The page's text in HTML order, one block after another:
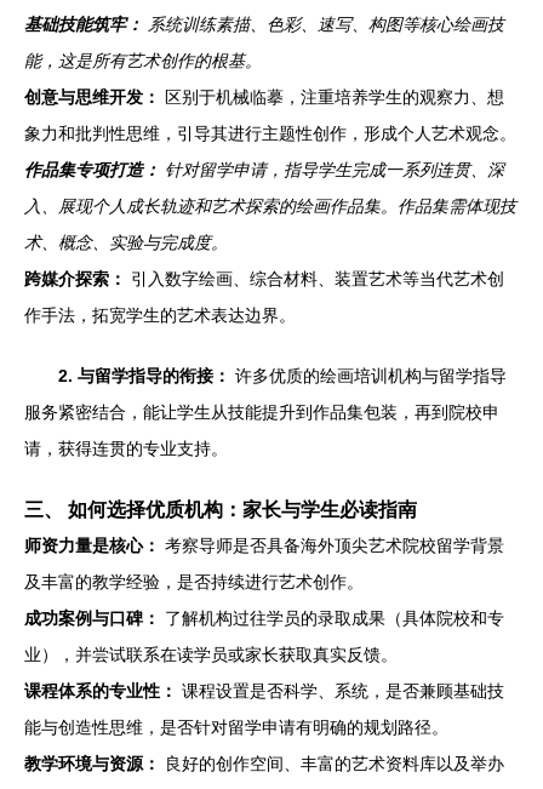
基础技能筑牢： 系统训练素描、色彩、速写、构图等核心绘画技
能，这是所有艺术创作的根基。
创意与思维开发：
区别于机械临摹，注重培养学生的观察力、想
象力和批判性思维，引导其进行主题性创作，形成个人艺术观念。
作品集专项打造： 针对留学申请，指导学生完成一系列连贯、深
入、展现个人成长轨迹和艺术探索的绘画作品集。作品集需体现技
术、概念、实验与完成度。
跨媒介探索：
引入数字绘画、综合材料、装置艺术等当代艺术创
作手法，拓宽学生的艺术表达边界。
2. 与留学指导的衔接： 许多优质的绘画培训机构与留学指导
服务紧密结合，能让学生从技能提升到作品集包装，再到院校申
请，获得连贯的专业支持。
三、 如何选择优质机构：家长与学生必读指南
师资力量是核心： 考察导师是否具备海外顶尖艺术院校留学背景
及丰富的教学经验，是否持续进行艺术创作。
成功案例与口碑：
了解机构过往学员的录取成果（具体院校和专
业），并尝试联系在读学员或家长获取真实反馈。
课程体系的专业性： 课程设置是否科学、系统，是否兼顾基础技
能与创造性思维，是否针对留学申请有明确的规划路径。
教学环境与资源：
良好的创作空间、丰富的艺术资料库以及举办